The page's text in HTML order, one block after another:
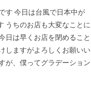
す 今日は台風で日本中が
うちのお店も大変なことに
日は早くお店を閉めること
しますがよろしくお願いい
が、僕ってグラデーション